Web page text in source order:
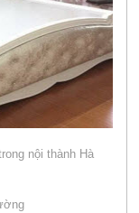
nội thành Hà